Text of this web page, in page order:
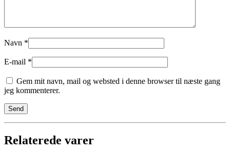
Navn *
E-mail *
Gem mit navn, mail og websted i denne browser til næste gang
jeg kommenterer.
Relaterede varer